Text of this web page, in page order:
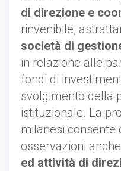
di direzione e
rinvenibile,
società di
in relazione alle
fondi di
svolgimento della
istituzionale. La
milanesi consente
osservazioni
ed attività di